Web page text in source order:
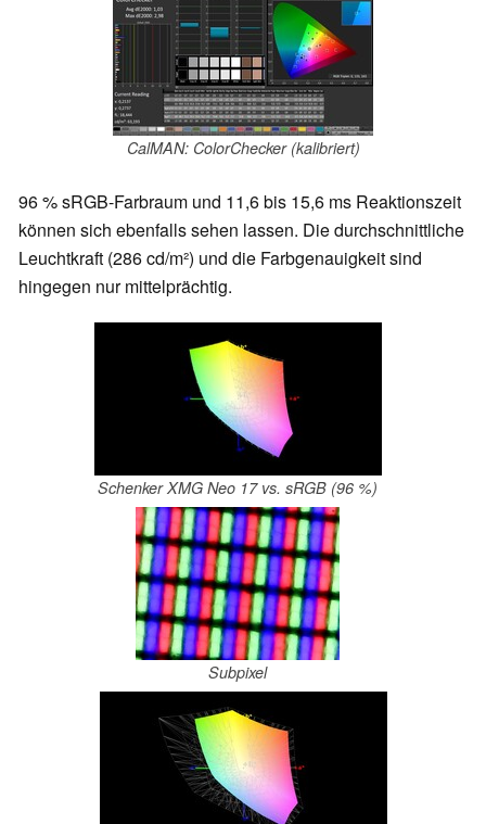
CalMAN: ColorChecker (kalibriert)
96 % sRGB-Farbraum und 11,6 bis 15,6 ms Reaktionszeit
können sich ebenfalls sehen lassen. Die durchschnittliche
Leuchtkraft (286 cd/m²) und die Farbgenauigkeit sind
hingegen nur mittelprächtig.
Schenker XMG Neo 17 vs. sRGB (96 %)
Subpixel